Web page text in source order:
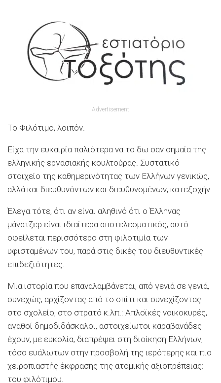
Advertisement
Το Φιλότιμο, λοιπόν.
Είχα την ευκαιρία παλιότερα να το δω σαν σημαία της
ελληνικής εργασιακής κουλτούρας. Συστατικό
στοιχείο της καθημερινότητας των Ελλήνων γενικώς,
αλλά και διευθυνόντων και διευθυνομένων, κατεξοχήν.
Έλεγα τότε, ότι αν είναι αληθινό ότι ο Έλληνας
μάνατζερ είναι ιδιαίτερα αποτελεσματικός, αυτό
οφείλεται περισσότερο στη φιλοτιμία των
υφισταμένων του, παρά στις δικές του διευθυντικές
επιδεξιότητες.
Μια ιστορία που επαναλαμβάνεται, από γενιά σε γενιά,
συνεχώς, αρχίζοντας από το σπίτι και συνεχίζοντας
στο σχολείο, στο στρατό κ.λπ.: Απλοϊκές νοικοκυρές,
αγαθοί δημοδιδάσκαλοι, αστοιχείωτοι καραβανάδες
έχουν, με ευκολία, διαπρέψει στη διοίκηση Ελλήνων,
τόσο ευάλωτων στην προσβολή της ιερότερης και πιο
χειροπιαστής έκφρασης της ατομικής αξιοπρέπειας:
του φιλότιμου.